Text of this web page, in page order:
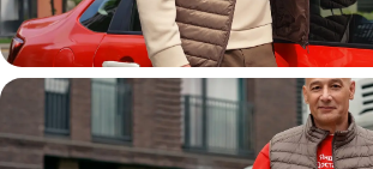
Автокурьер